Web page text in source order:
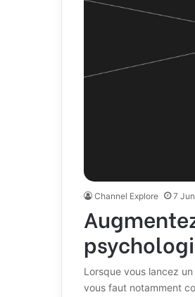
Channel Explore 7
Lorsque vous lancez
vous faut notamment